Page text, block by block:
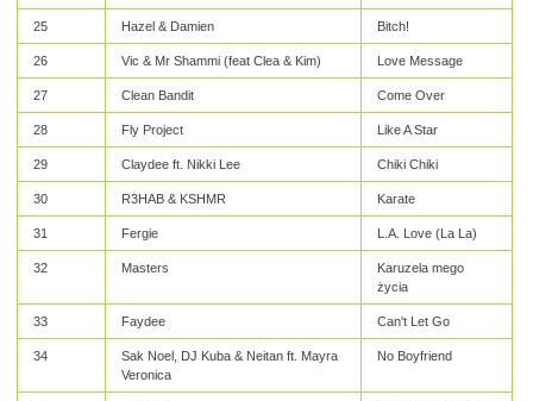
25 Hazel & Damien Bitch!
26 Vic & Mr Shammi (feat Clea & Kim) Love Message
27 Clean Bandit Come Over
28 Fly Project Like A Star
29 Claydee ft. Nikki Lee Chiki Chiki
30 R3HAB & KSHMR Karate
31 Fergie L.A. Love (La La)
32 Masters
Karuzela mego
życia
33 Faydee Can't Let Go
34
Sak Noel, DJ Kuba & Neitan ft. Mayra
Veronica
No Boyfriend